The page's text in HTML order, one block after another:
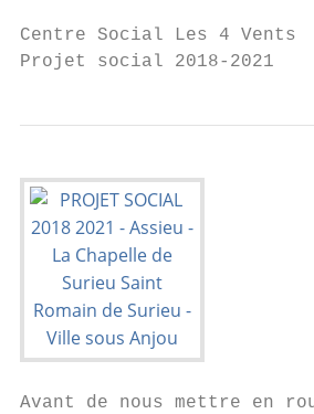
Centre Social Les 4 Vents
Projet social 2018-
Avant de nous mettre en